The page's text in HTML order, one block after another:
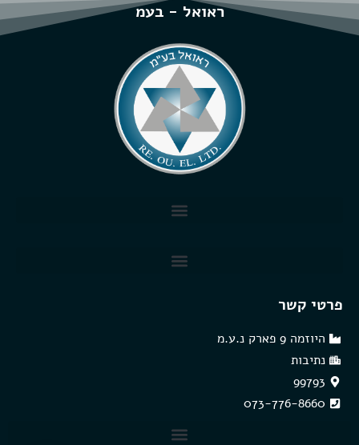
ראואל - בעמ
פרטי קשר
היוזמה 9 פארק נ.ע.מ
נתיבות
99793
073-776-8660